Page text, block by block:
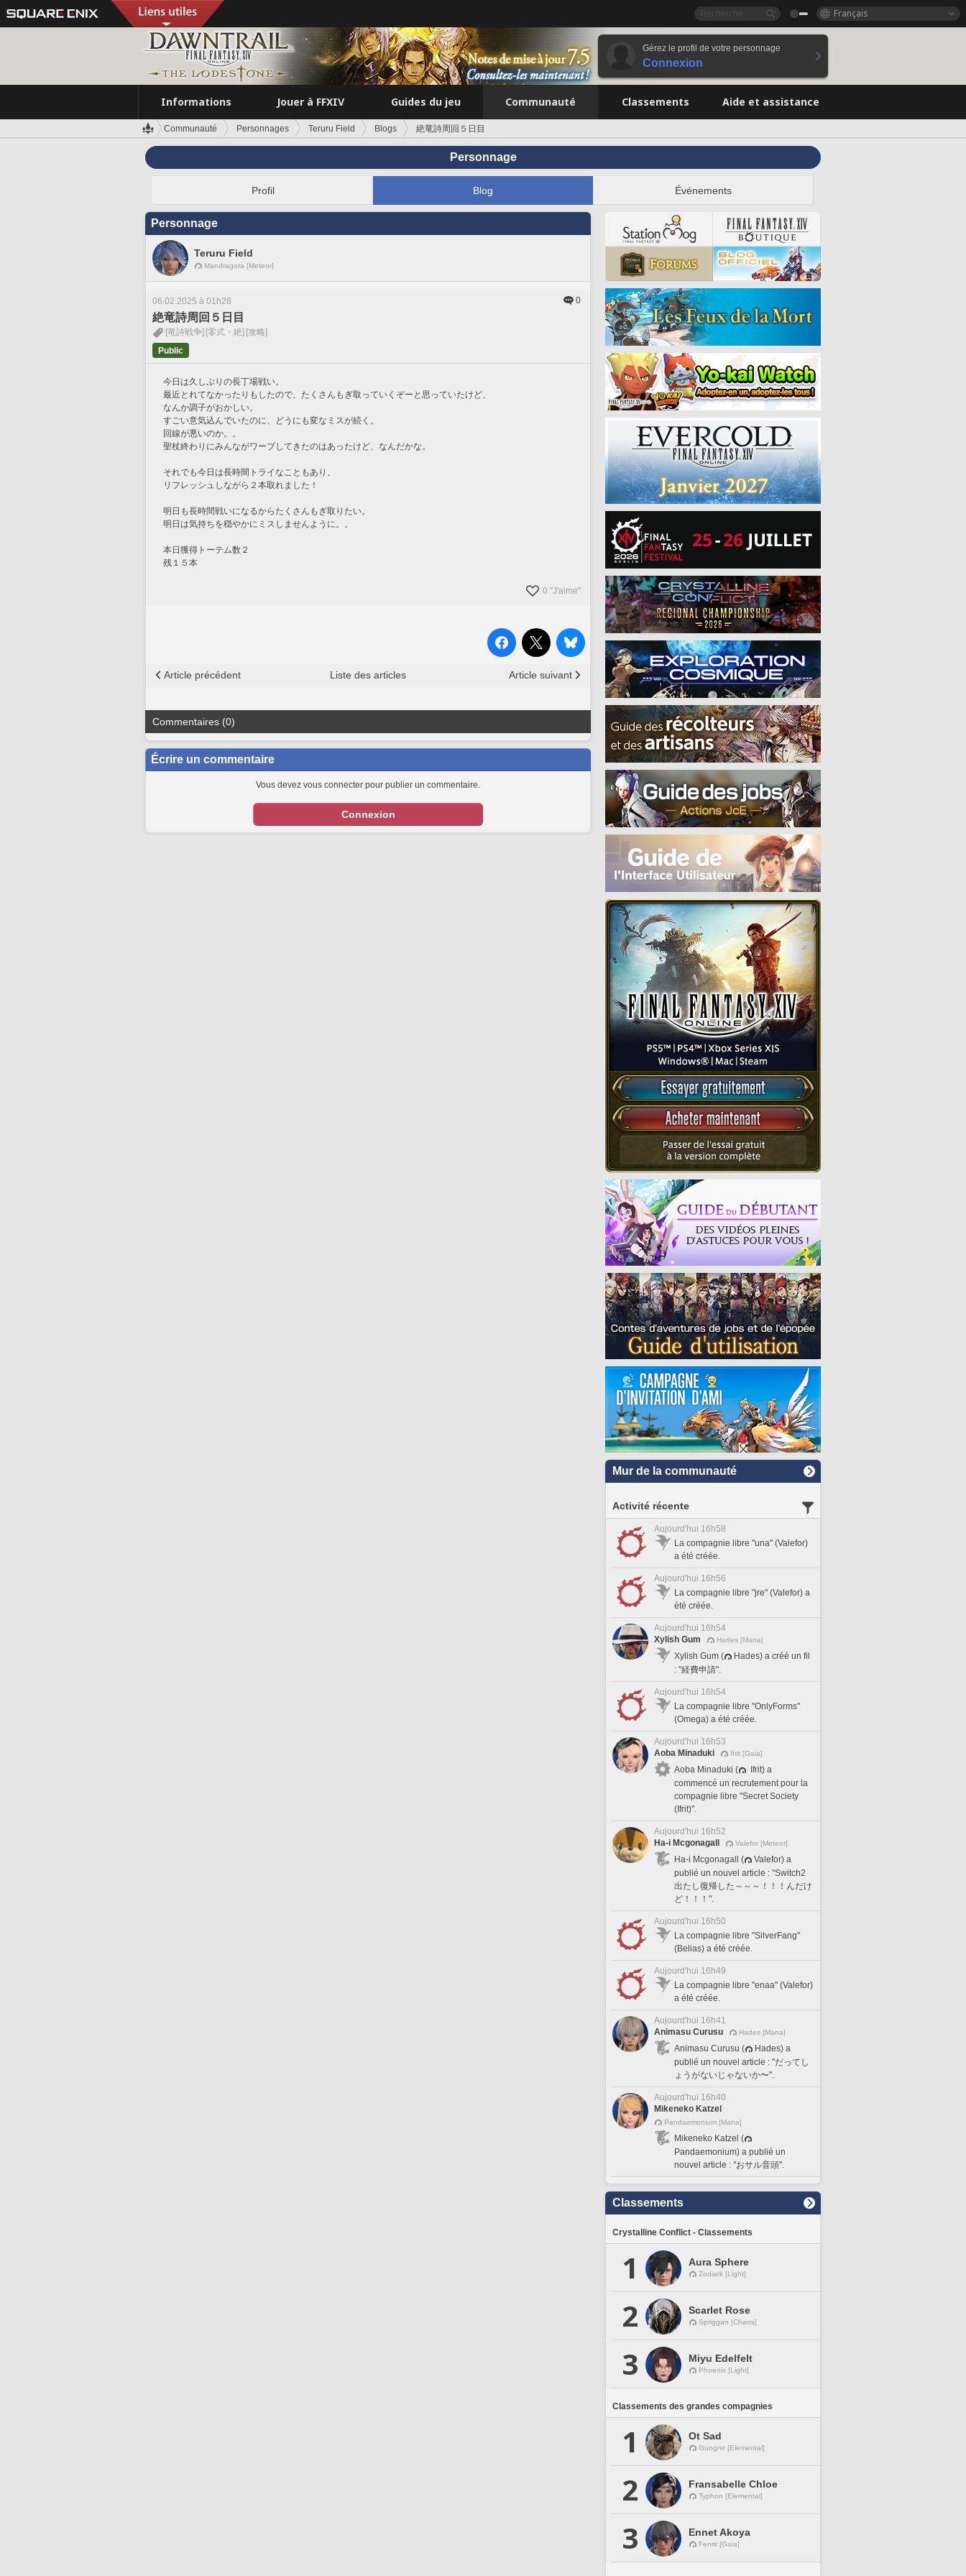
Français
Gérez le profil de votre personnage
Connexion
Informations Jouer à FFXIV Guides du jeu Communauté Classements Aide et assistance
Communauté Personnages Teruru Field Blogs 絶竜詩周回５日目
Personnage
Profil Blog Événements
Personnage
Teruru Field
Mandragora [Meteor]
06.02.2025 à 01h28 0
絶竜詩周回５日目
[竜詩戦争] [零式・絶] [攻略]
Public
今日は久しぶりの長丁場戦い。
最近とれてなかったりもしたので、たくさんもぎ取っていくぞーと思っていたけど、
なんか調子がおかしい。
すごい意気込んでいたのに、どうにも変なミスが続く。
回線が悪いのか。。
聖杖終わりにみんながワープしてきたのはあったけど、なんだかな。
それでも今日は長時間トライなこともあり、
リフレッシュしながら２本取れました！
明日も長時間戦いになるからたくさんもぎ取りたい。
明日は気持ちを穏やかにミスしませんように。。
本日獲得トーテム数２
残１５本
0 "J'aime"
Article précédent Liste des articles Article suivant
Commentaires (0)
Écrire un commentaire
Vous devez vous connecter pour publier un commentaire.
Connexion
Mur de la communauté
Activité récente
Aujourd'hui 16h58
La compagnie libre "una" (Valefor)
a été créée.
Aujourd'hui 16h56
La compagnie libre "jre" (Valefor) a
été créée.
Aujourd'hui 16h54
Xylish Gum
Hades [Mana]
Xylish Gum (
Hades) a créé un fil
: "経費申請".
Aujourd'hui 16h54
La compagnie libre "OnlyForms"
(Omega) a été créée.
Aujourd'hui 16h53
Aoba Minaduki
Ifrit [Gaia]
Aoba Minaduki (
Ifrit) a
commencé un recrutement pour la
compagnie libre "Secret Society
(Ifrit)".
Aujourd'hui 16h52
Ha-i Mcgonagall
Valefor [Meteor]
Ha-i Mcgonagall (
Valefor) a
publié un nouvel article : "Switch2
出たし復帰した～～～！！！んだけ
ど！！！".
Aujourd'hui 16h50
La compagnie libre "SilverFang"
(Belias) a été créée.
Aujourd'hui 16h49
La compagnie libre "enaa" (Valefor)
a été créée.
Aujourd'hui 16h41
Animasu Curusu
Hades [Mana]
Animasu Curusu (
Hades) a
publié un nouvel article : "だってし
ょうがないじゃないか〜".
Aujourd'hui 16h40
Mikeneko Katzel
Pandaemonium [Mana]
Mikeneko Katzel (
Pandaemonium) a publié un
nouvel article : "おサル音頭".
Classements
Crystalline Conflict - Classements
1 Aura Sphere
Zodiark [Light]
2 Scarlet Rose
Spriggan [Chaos]
3 Miyu Edelfelt
Phoenix [Light]
Classements des grandes compagnies
1 Ot Sad
Gungnir [Elemental]
2 Fransabelle Chloe
Typhon [Elemental]
3 Ennet Akoya
Fenrir [Gaia]